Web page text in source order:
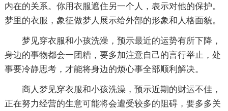
内在的关系。你用衣服遮住另一个人，表示对他的保护。
梦里的衣服，象征做梦人展示给外部的形象和人格面貌。
梦见穿衣服和小孩洗澡，预示最近的运势有所下降，
身边的事物都会一团糟，要多加注意自己的言行举止，处
事要冷静思考，才能将身边的烦心事全部顺利解决。
商人梦见穿衣服和小孩洗澡，预示近期的财运不佳，
正在努力经营的生意可能将会遭受较多的阻碍，要多多关